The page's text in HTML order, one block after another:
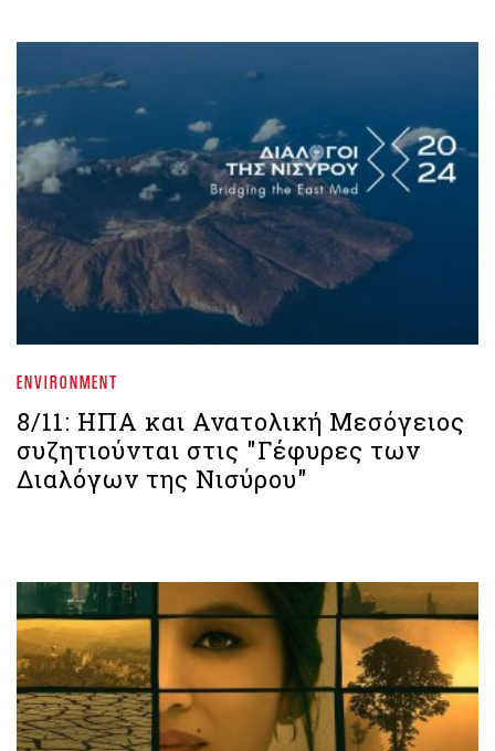
ENVIRONMENT
8/11: ΗΠΑ και Ανατολική Μεσόγειος
συζητιούνται στις "Γέφυρες των
Διαλόγων της Νισύρου"